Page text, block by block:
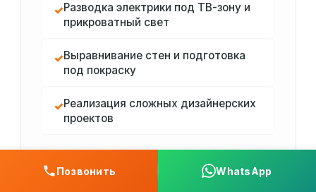
Позвонить WhatsApp
✓Разводка электрики под ТВ-зону и
прикроватный свет
✓Выравнивание стен и подготовка
под покраску
✓Реализация сложных дизайнерских
проектов